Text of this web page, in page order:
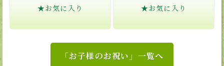
★お気に入り ★お気に入り
「お子様のお祝い」一覧へ